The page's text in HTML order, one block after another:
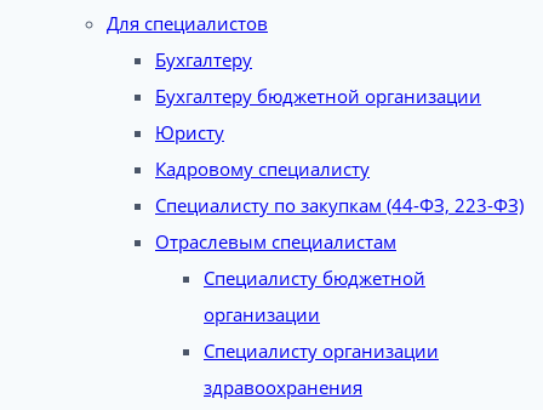
Для специалистов
Бухгалтеру
Бухгалтеру бюджетной организации
Юристу
Кадровому специалисту
Специалисту по закупкам (44-ФЗ, 223-ФЗ)
Отраслевым специалистам
Специалисту бюджетной
организации
Специалисту организации
здравоохранения